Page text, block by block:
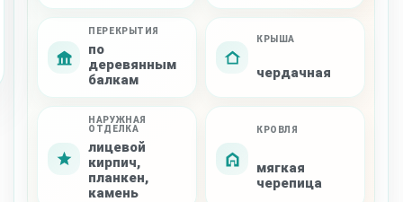
ПЕРЕКРЫТИЯ
по
деревянным
балкам
КРЫША
чердачная
НАРУЖНАЯ
ОТДЕЛКА
лицевой
кирпич,
планкен,
камень
КРОВЛЯ
мягкая
черепица